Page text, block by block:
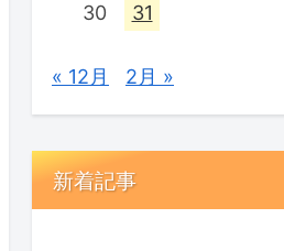
30 31
« 12月 2月 »
新着記事